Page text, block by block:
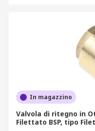
In magazzino
Valvola di ritegno in
Filettato BSP, tipo